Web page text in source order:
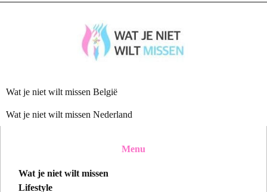
Wat je niet wilt missen België
Wat je niet wilt missen Nederland
Menu
Wat je niet wilt missen
Lifestyle